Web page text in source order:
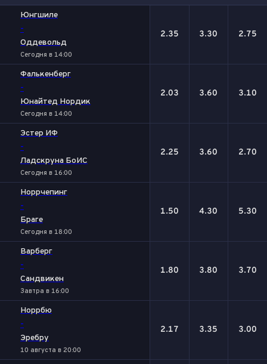
Юнгшиле
-
Оддевольд
Сегодня в 14:00
2.35 3.30 2.75
Фалькенберг
-
Юнайтед Нордик
Сегодня в 14:00
2.03 3.60 3.10
Эстер ИФ
-
Ладскруна БоИС
Сегодня в 16:00
2.25 3.60 2.70
Норрчепинг
-
Браге
Сегодня в 18:00
1.50 4.30 5.30
Варберг
-
Сандвикен
Завтра в 16:00
1.80 3.80 3.70
Норрбю
-
Эребру
10 августа в 20:00
2.17 3.35 3.00